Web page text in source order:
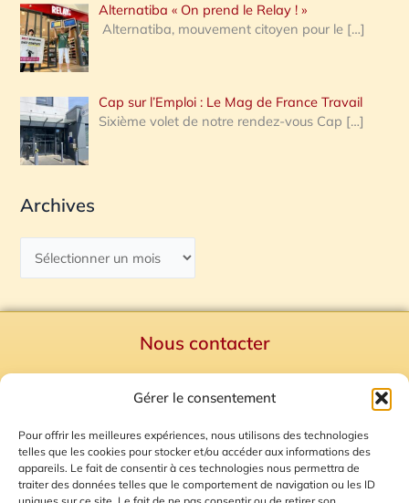
Gérer le consentement
Pour offrir les meilleures expériences, nous utilisons des technologies
telles que les cookies pour stocker et/ou accéder aux informations des
appareils. Le fait de consentir à ces technologies nous permettra de
traiter des données telles que le comportement de navigation ou les ID
Alternatiba « On prend le Relay ! »
Alternatiba, mouvement citoyen pour le […]
Cap sur l’Emploi : Le Mag de France Travail
Sixième volet de notre rendez-vous Cap […]
Archives
Nous contacter
Mentions Légales
Plan du site
Gestion des Cookies